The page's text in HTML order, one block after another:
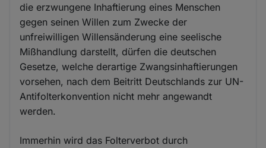
die erzwungene Inhaftierung eines Menschen
gegen seinen Willen zum Zwecke der
unfreiwilligen Willensänderung eine seelische
Mißhandlung darstellt, dürfen die deutschen
Gesetze, welche derartige Zwangsinhaftierungen
vorsehen, nach dem Beitritt Deutschlands zur UN-
Antifolterkonvention nicht mehr angewandt
werden.
Immerhin wird das Folterverbot durch